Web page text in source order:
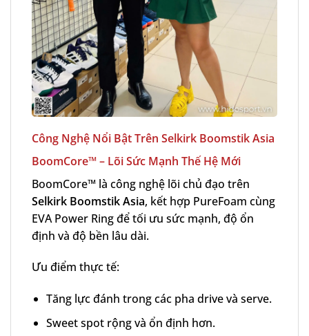
Công Nghệ Nổi Bật Trên Selkirk Boomstik Asia
BoomCore™ – Lõi Sức Mạnh Thế Hệ Mới
BoomCore™ là công nghệ lõi chủ đạo trên
Selkirk Boomstik Asia, kết hợp PureFoam cùng
EVA Power Ring để tối ưu sức mạnh, độ ổn
định và độ bền lâu dài.
Ưu điểm thực tế:
Tăng lực đánh trong các pha drive và serve.
Sweet spot rộng và ổn định hơn.